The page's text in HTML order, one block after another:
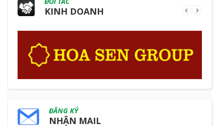
KINH DOANH
ĐĂNG KÝ
NHẬN MAIL